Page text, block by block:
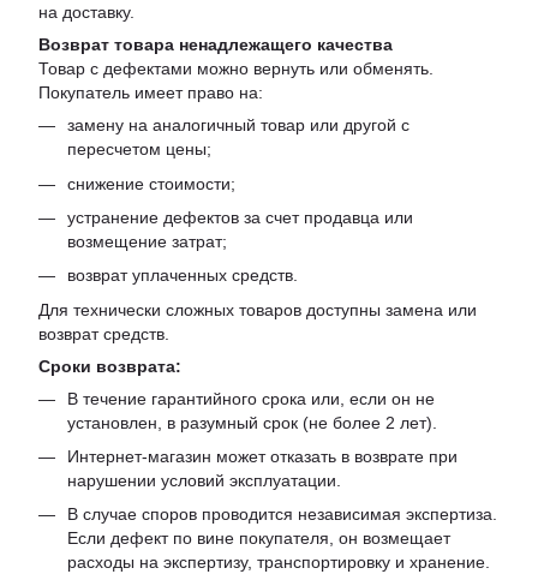
на доставку.
Возврат товара ненадлежащего качества
Товар с дефектами можно вернуть или обменять.
Покупатель имеет право на:
замену на аналогичный товар или другой с
пересчетом цены;
снижение стоимости;
устранение дефектов за счет продавца или
возмещение затрат;
возврат уплаченных средств.
Для технически сложных товаров доступны замена или
возврат средств.
Сроки возврата:
В течение гарантийного срока или, если он не
установлен, в разумный срок (не более 2 лет).
Интернет-магазин может отказать в возврате при
нарушении условий эксплуатации.
В случае споров проводится независимая экспертиза.
Если дефект по вине покупателя, он возмещает
расходы на экспертизу, транспортировку и хранение.